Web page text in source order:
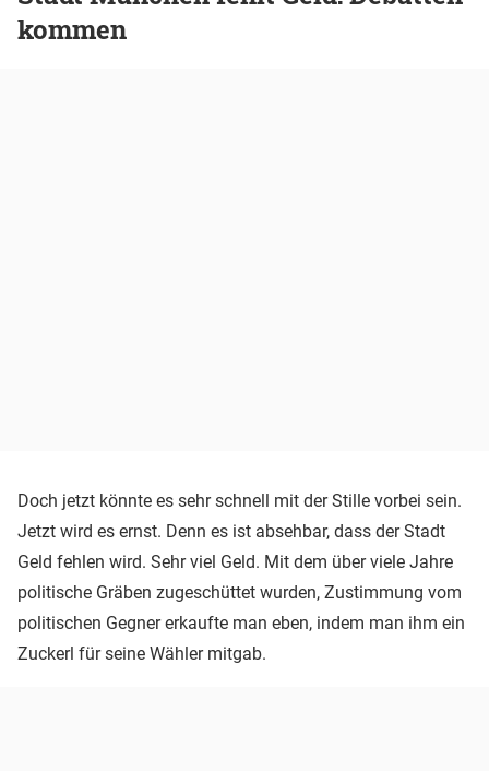
kommen
Doch jetzt könnte es sehr schnell mit der Stille vorbei sein.
Jetzt wird es ernst. Denn es ist absehbar, dass der Stadt
Geld fehlen wird. Sehr viel Geld. Mit dem über viele Jahre
politische Gräben zugeschüttet wurden, Zustimmung vom
politischen Gegner erkaufte man eben, indem man ihm ein
Zuckerl für seine Wähler mitgab.